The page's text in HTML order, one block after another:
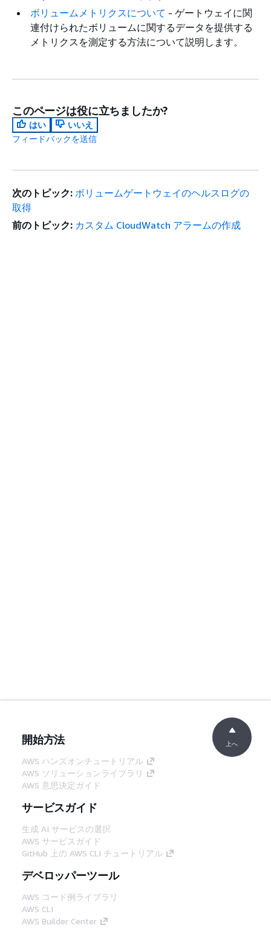
ボリュームメトリクスについて - ゲートウェイに関
連付けられたボリュームに関するデータを提供する
メトリクスを測定する方法について説明します。
このページは役に立ちましたか?
はい
いいえ
フィードバックを送信
次のトピック: ボリュームゲートウェイのヘルスログの
取得
前のトピック: カスタム CloudWatch アラームの作成
開始方法
AWS ハンズオンチュートリアル
AWS ソリューションライブラリ
AWS 意思決定ガイド
サービスガイド
生成 AI サービスの選択
AWS サービスガイド
GitHub 上の AWS CLI チュートリアル
デベロッパーツール
AWS コード例ライブラリ
AWS CLI
AWS Builder Center
上へ